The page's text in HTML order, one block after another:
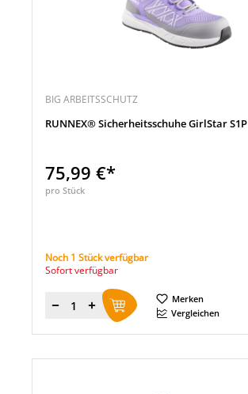
BIG ARBEITSSCHUTZ
RUNNEX® Sicherheitsschuhe GirlStar S1P
75,99 €*
pro Stück
Noch 1 Stück verfügbar
Sofort verfügbar
Menge
Merken
Vergleichen